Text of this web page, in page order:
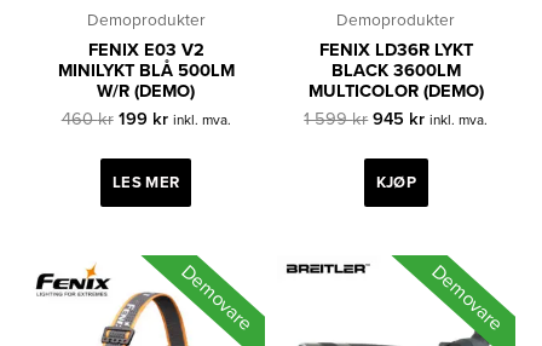
Demoprodukter
FENIX E03 V2
MINILYKT BLÅ 500LM
W/R (DEMO)
460kr Opprinnelig
var:
460 kr.
199 krNåværende
er:
199 kr.
inkl. mva.
LES MER
Demoprodukter
FENIX LD36R LYKT
BLACK 3600LM
MULTICOLOR (DEMO)
1 599kr Opprinnelig
var:
1
599 kr.
945 krNåværende
er:
inkl. mva.
KJØP
Demovare Demovare